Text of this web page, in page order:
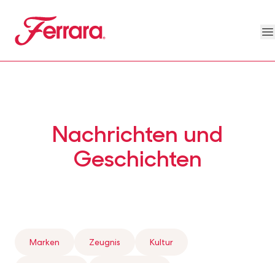
Ferrara
Nachrichten und
Geschichten
Marken Zeugnis Kultur